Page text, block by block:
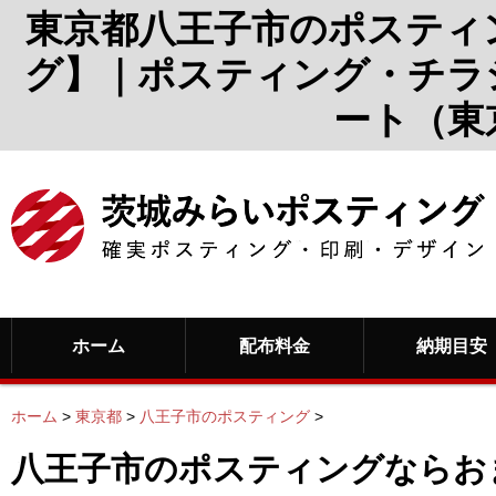
東京都八王子市のポステ
グ】｜ポスティング・チ
ート（
ホーム 配布料金 納期目安
ホーム > 東京都 > 八王子市のポスティング >
八王子市のポスティングなら